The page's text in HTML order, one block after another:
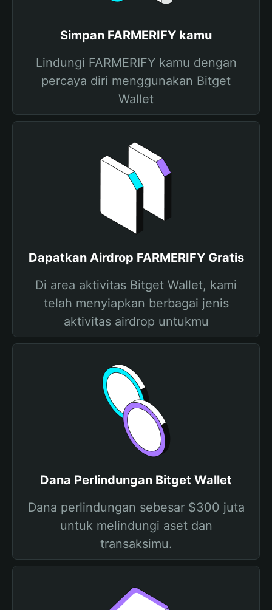
Simpan FARMERIFY kamu
Lindungi FARMERIFY kamu dengan
percaya diri menggunakan Bitget
Wallet
Dapatkan Airdrop FARMERIFY Gratis
Di area aktivitas Bitget Wallet, kami
telah menyiapkan berbagai jenis
aktivitas airdrop untukmu
Dana Perlindungan Bitget Wallet
Dana perlindungan sebesar $300 juta
untuk melindungi aset dan
transaksimu.